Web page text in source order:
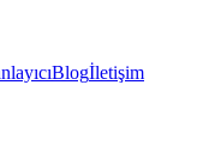
Blogİletişim